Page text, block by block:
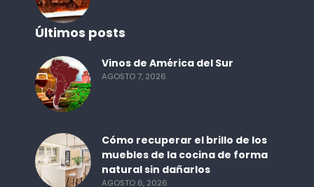
Últimos posts
Vinos de América del Sur
AGOSTO 7, 2026
Cómo recuperar el brillo de los
muebles de la cocina de forma
natural sin dañarlos
AGOSTO 6, 2026